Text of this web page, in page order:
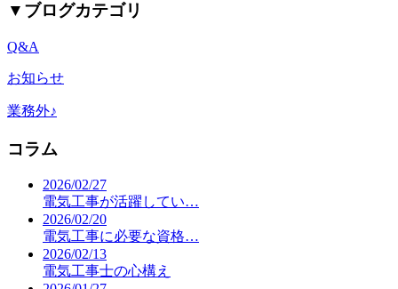
▼ ブログカテゴリ
Q&A
お知らせ
業務外♪
コラム
2026/02/27
電気工事が活躍してい…
2026/02/20
電気工事に必要な資格…
2026/02/13
電気工事士の心構え